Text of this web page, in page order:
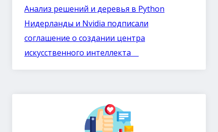
Анализ решений и деревья в Python
Нидерланды и Nvidia подписали
соглашение о создании центра
искусственного интеллекта